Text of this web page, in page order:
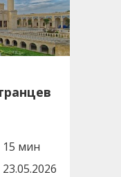
15 мин
23.05.2026